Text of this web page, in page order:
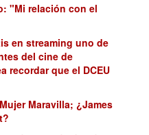
"Mi relación con el
en streaming uno de
del cine de
recordar que el DCEU
Maravilla; ¿James